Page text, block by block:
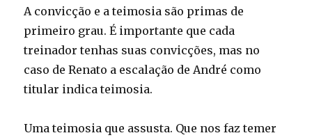
A convicção e a teimosia são primas de
primeiro grau. É importante que cada
treinador tenhas suas convicções, mas no
caso de Renato a escalação de André como
titular indica teimosia.
Uma teimosia que assusta. Que nos faz temer